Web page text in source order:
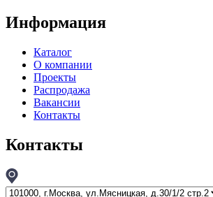
Информация
Каталог
О компании
Проекты
Распродажа
Вакансии
Контакты
Контакты